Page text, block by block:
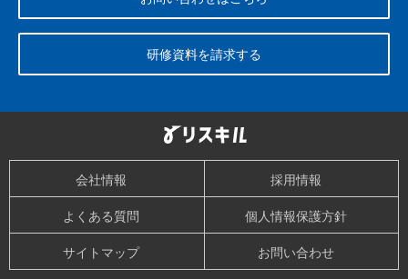
研修資料を請求する
会社情報
採用情報
よくある質問
個人情報保護方針
サイトマップ
お問い合わせ